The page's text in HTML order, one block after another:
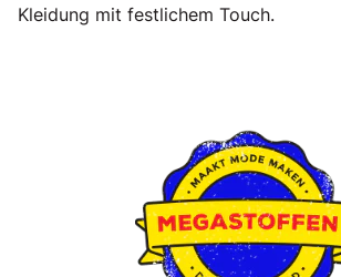
Kleidung mit festlichem Touch.